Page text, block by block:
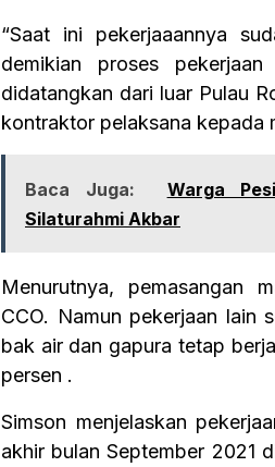
“Saat ini pekerjaaannya
demikian proses
didatangkan dari luar Pulau
kontraktor pelaksana kepada
Baca Juga:
Warga
Silaturahmi Akbar
Menurutnya, pemasangan
CCO. Namun pekerjaan lain
bak air dan gapura tetap
persen .
Simson menjelaskan
akhir bulan September 2021